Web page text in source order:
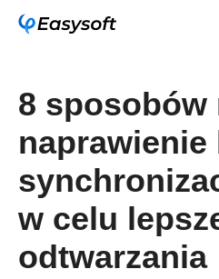
8 sposobów
naprawienie
w celu
odtwarzania